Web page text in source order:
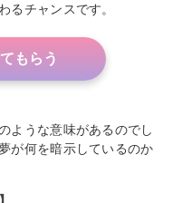
るチャンスです。
もらう
ような意味があるのでし
が何を暗示しているのか